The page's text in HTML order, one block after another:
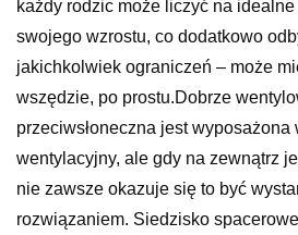
każdy rodzic może liczyć na
swojego wzrostu, co dodatkowo
jakichkolwiek ograniczeń – może
wszędzie, po prostu.Dobrze
przeciwsłoneczna jest wyposażona
wentylacyjny, ale gdy na zewnątrz
nie zawsze okazuje się to być
rozwiązaniem. Siedzisko